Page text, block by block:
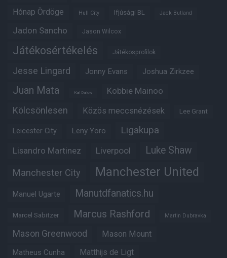
Hónap Ördöge Hull City Ifjúsági BL Jack Butland
Jadon Sancho Jason Wilcox
Játékosértékelés Játékosprofilok
Jesse Lingard Jonny Evans Joshua Zirkzee
Juan Mata Karl Darlow Kobbie Mainoo
Kölcsönlesen Közös meccsnézések Lee Grant
Leicester City Leny Yoro Ligakupa
Lisandro Martinez Liverpool Luke Shaw
Manchester City Manchester United
Manuel Ugarte Manutdfanatics.hu
Marcel Sabitzer Marcus Rashford Martin Dubravka
Mason Greenwood Mason Mount
Matheus Cunha Matthijs de Ligt